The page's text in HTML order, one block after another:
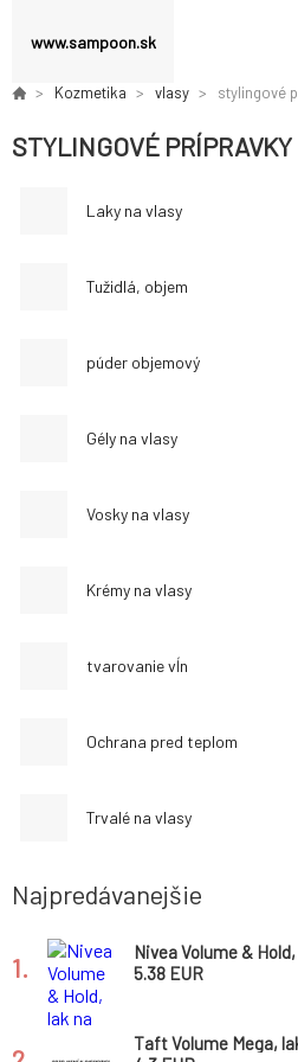
www.sampoon.sk
Kozmetika vlasy stylingové
STYLINGOVÉ PRÍPRAVKY
Laky na vlasy
Tužidlá, objem
púder objemový
Gély na vlasy
Vosky na vlasy
Krémy na vlasy
tvarovanie vĺn
Ochrana pred teplom
Trvalé na vlasy
Najpredávanejšie
1.
Nivea Volume &
5.38 EUR
Taft Volume Mega,